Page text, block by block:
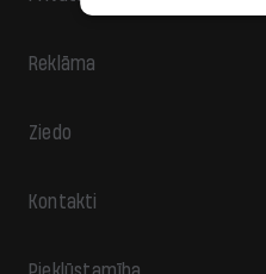
Reklāma
Ziedo
Kontakti